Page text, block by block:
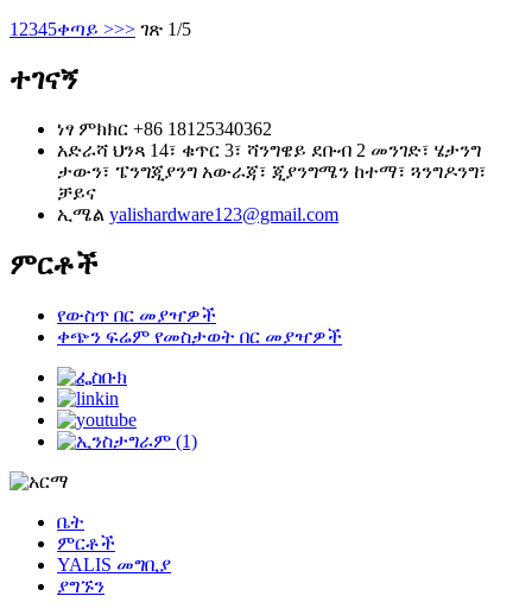
1 2345ቀጣይ >>> ገጽ 1/5
ተገናኝ
ነፃ ምክክር +86 18125340362
አድራሻ ህንጻ 14፣ ቁጥር 3፣ ሻንግዌይ ደቡብ 2 መንገድ፣ ሄታንግ
ታውን፣ ፔንግጂያንግ አውራጃ፣ ጂያንግሜን ከተማ፣ ጓንግዶንግ፣
ቻይና
ኢሜል yalishardware123@gmail.com
ምርቶች
የውስጥ በር መያዣዎች
ቀጭን ፍሬም የመስታወት በር መያዣዎች
ቤት
ምርቶች
YALIS መግቢያ
ያግኙን